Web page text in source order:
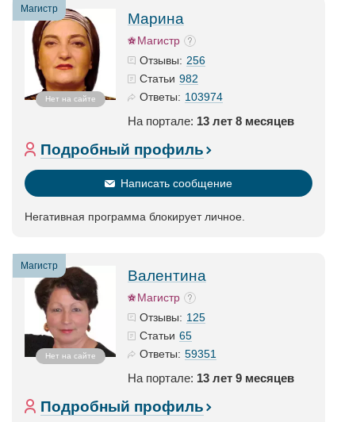
Магистр
Нет на сайте
Марина
Магистр
Отзывы: 256
Статьи 982
Ответы: 103974
На портале: 13 лет 8 месяцев
Подробный профиль
Написать сообщение
Негативная программа блокирует личное.
Магистр
Нет на сайте
Валентина
Магистр
Отзывы: 125
Статьи 65
Ответы: 59351
На портале: 13 лет 9 месяцев
Подробный профиль